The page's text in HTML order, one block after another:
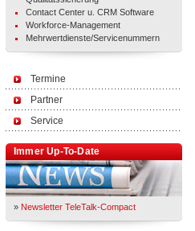
Contact Center u. CRM Software
Workforce-Management
Mehrwertdienste/Servicenummern
Termine
Partner
Service
Immer Up-To-Date
» Newsletter TeleTalk-Compact